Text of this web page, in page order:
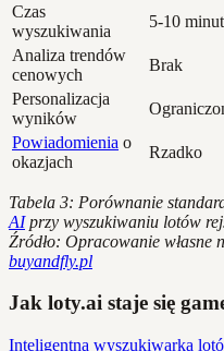
Czas
wyszukiwania
5-10 minut
Analiza trendów
cenowych
Brak
Personalizacja
wyników
Powiadomienia o
okazjach
Rzadko
Tabela 3: Porównanie
AIprzy wyszukiwaniu lotów
Źródło: Opracowanie własne
buyandfly.pl
Jak loty.ai staje się
Inteligentna wyszukiwarka